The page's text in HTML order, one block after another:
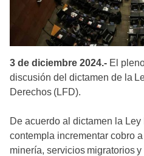
3 de diciembre 2024.- El
discusión del dictamen de la
Derechos (LFD).
De acuerdo al dictamen la
contempla incrementar cobro
minería, servicios migratorios